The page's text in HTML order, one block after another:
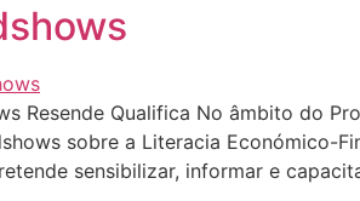
Resende Qualifica No âmbito do
sobre a Literacia Económico-
sensibilizar, informar e